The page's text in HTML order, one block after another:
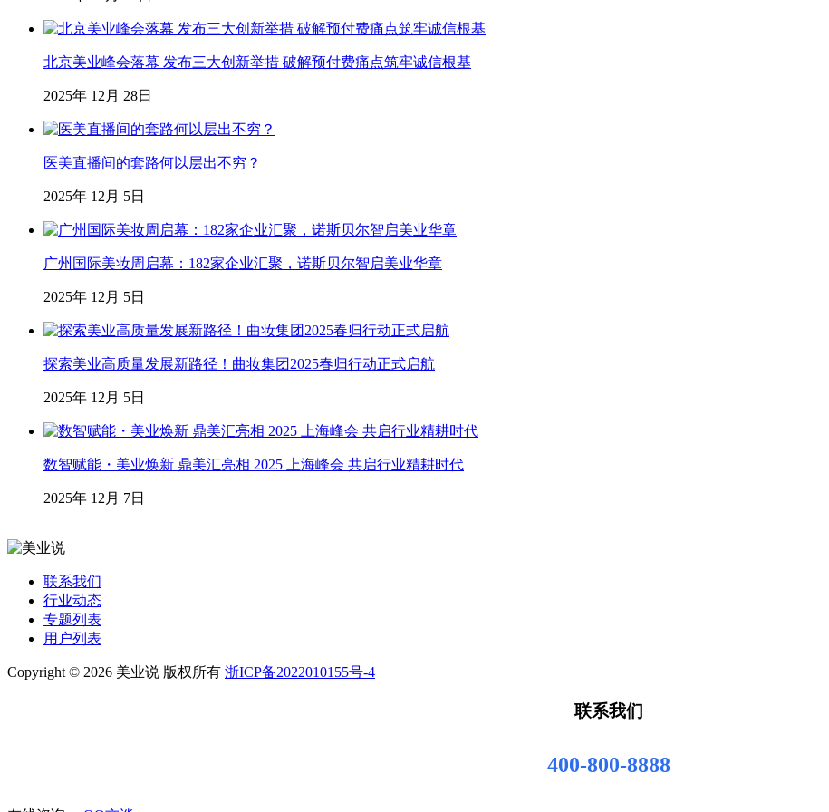
北京美业峰会落幕 发布三大创新举措 破解预付费痛点筑牢诚信根基
2025年 12月 28日
医美直播间的套路何以层出不穷？
2025年 12月 5日
广州国际美妆周启幕：182家企业汇聚，诺斯贝尔智启美业华章
2025年 12月 5日
探索美业高质量发展新路径！曲妆集团2025春归行动正式启航
2025年 12月 5日
数智赋能・美业焕新 鼎美汇亮相 2025 上海峰会 共启行业精耕时代
2025年 12月 7日
联系我们
行业动态
专题列表
用户列表
Copyright © 2026 美业说 版权所有 浙ICP备2022010155号-4
联系我们
400-800-8888